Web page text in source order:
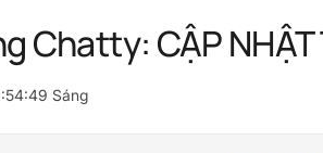
Chatty: CẬP NHẬT
Sáng